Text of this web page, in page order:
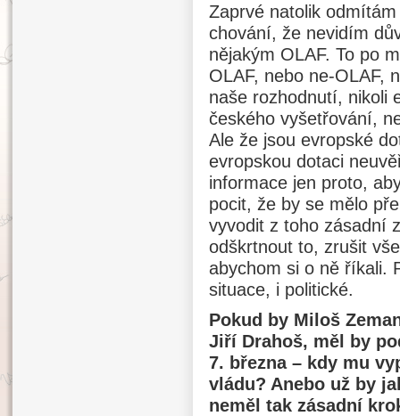
Zaprvé natolik
chování, že nevidím
nějakým OLAF. To po
OLAF, nebo ne-OLAF,
naše rozhodnutí, nikoli
českého vyšetřování,
Ale že jsou evropské
evropskou dotaci
informace jen proto,
pocit, že by se mělo
vyvodit z toho zásadní
odškrtnout to, zrušit
abychom si o ně říkali.
situace, i politické.
Pokud by Miloš
Jiří Drahoš, měl by
7. března – kdy mu
vládu? Anebo už by
neměl tak zásadní